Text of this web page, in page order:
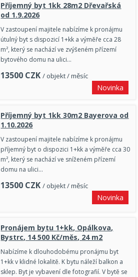
Příjemný byt 1kk 28m2 Dřevařská
od 1.9.2026
V zastoupení majitele nabízíme k pronájmu
útulný byt s dispozicí 1+kk a výměře cca 28
m², který se nachází ve zvýšeném přízemí
bytového domu na ulici…
13500 CZK / objekt / měsíc
Novinka
Příjemný byt 1kk 30m2 Bayerova od
1.10.2026
V zastoupení majitele nabízíme k pronájmu
příjemný byt o dispozici 1+kk a výměře cca 30
m², který se nachází ve sníženém přízemí
domu na ulici…
13500 CZK / objekt / měsíc
Novinka
Pronájem bytu 1+kk, Opálkova,
Bystrc, 14 500 Kč/měs, 24 m2
Nabízíme k dlouhodobému pronájmu byt
1+kk v klidné lokalitě. K bytu náleží balkon a
sklep. Byt je vybavení dle fotografií. V bytě se